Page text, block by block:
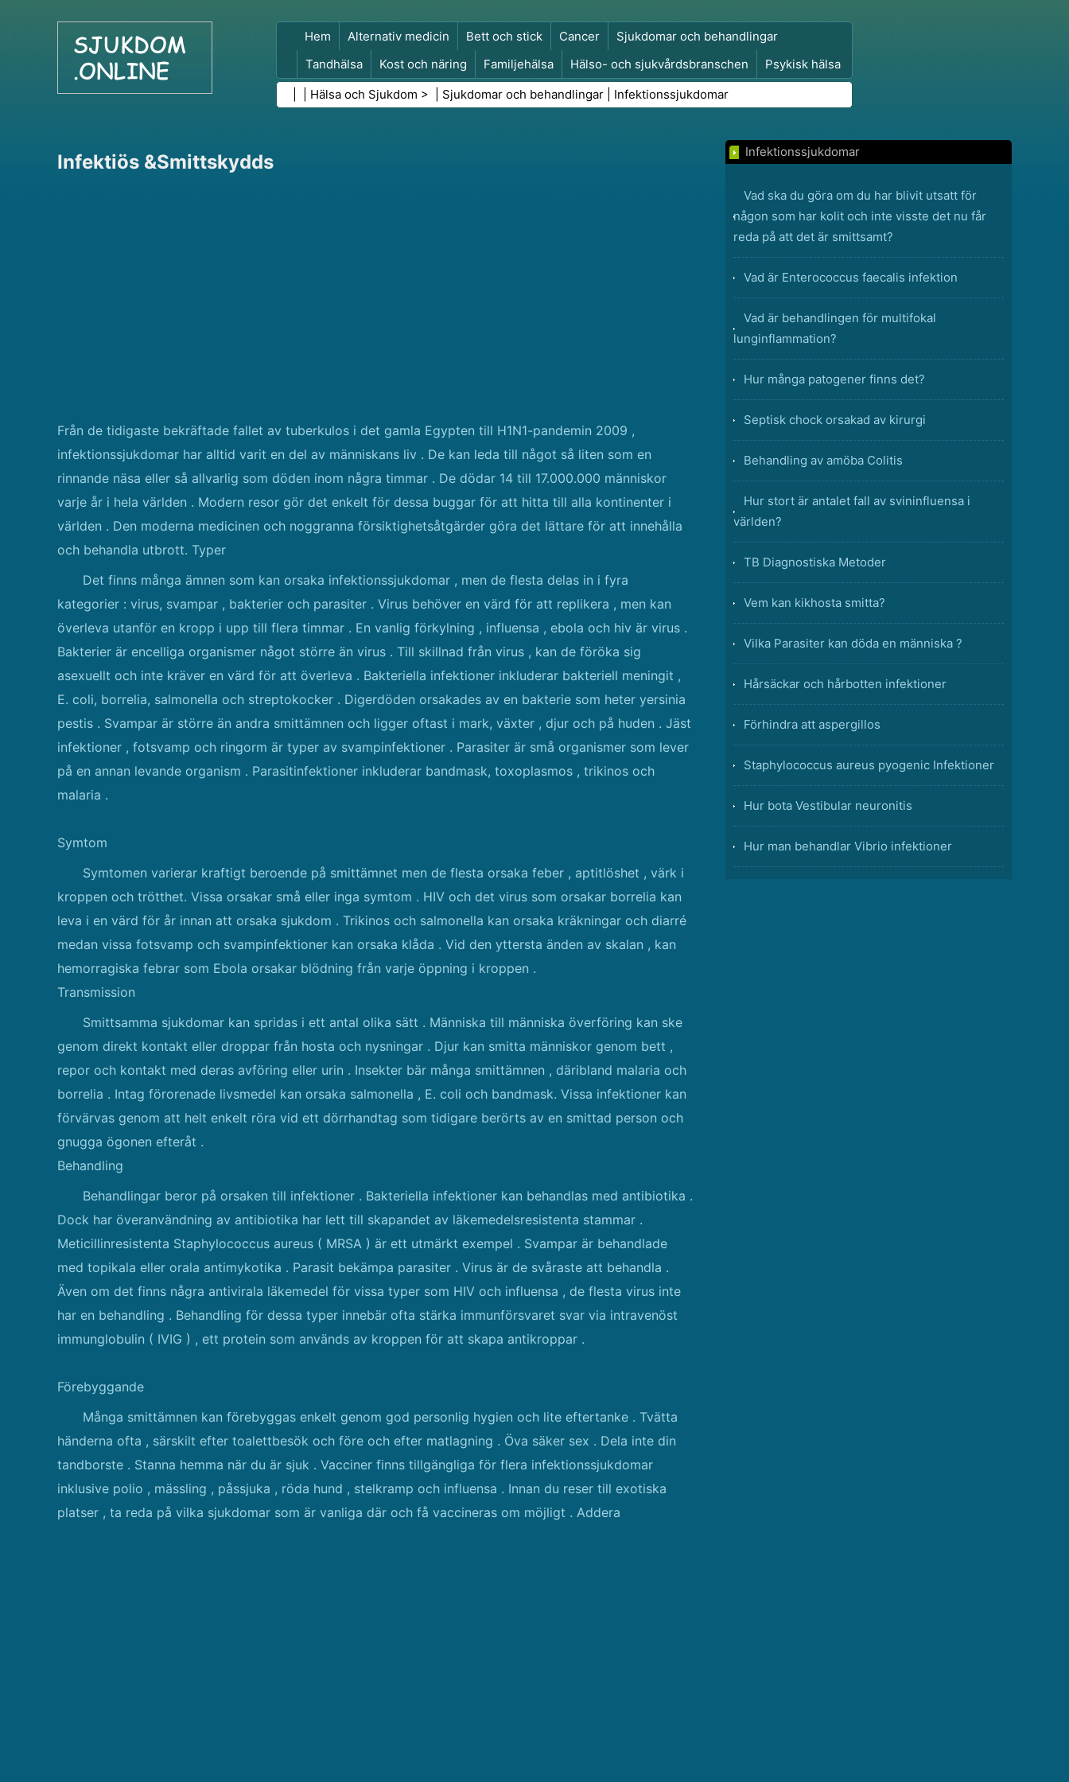
Hem Alternativ medicin Bett och stick Cancer
Sjukdomar och behandlingar
Tandhälsa
Kost och näring Familjehälsa Hälso- och sjukvårdsbranschen
Psykisk hälsa
Folkhälsa och säkerhet
Kirurgi och ingrepp Hälsa
Hälsa och Sjukdom > | Sjukdomar och behandlingar Infektionssjukdomar
Infektiös &Smittskydds
Från de tidigaste bekräftade fallet av tuberkulos i det gamla Egypten till H1N1-pandemin 2009 ,
infektionssjukdomar har alltid varit en del av människans liv . De kan leda till något så liten som en
rinnande näsa eller så allvarlig som döden inom några timmar . De dödar 14 till 17.000.000 människor
varje år i hela världen . Modern resor gör det enkelt för dessa buggar för att hitta till alla kontinenter i
världen . Den moderna medicinen och noggranna försiktighetsåtgärder göra det lättare för att innehålla
och behandla utbrott. Typer
Det finns många ämnen som kan orsaka infektionssjukdomar , men de flesta delas in i fyra
kategorier : virus, svampar , bakterier och parasiter . Virus behöver en värd för att replikera , men kan
överleva utanför en kropp i upp till flera timmar . En vanlig förkylning , influensa , ebola och hiv är virus .
Bakterier är encelliga organismer något större än virus . Till skillnad från virus , kan de föröka sig
asexuellt och inte kräver en värd för att överleva . Bakteriella infektioner inkluderar bakteriell meningit ,
E. coli, borrelia, salmonella och streptokocker . Digerdöden orsakades av en bakterie som heter yersinia
pestis . Svampar är större än andra smittämnen och ligger oftast i mark, växter , djur och på huden . Jäst
infektioner , fotsvamp och ringorm är typer av svampinfektioner . Parasiter är små organismer som lever
på en annan levande organism . Parasitinfektioner inkluderar bandmask, toxoplasmos , trikinos och
malaria .
Symtom
Symtomen varierar kraftigt beroende på smittämnet men de flesta orsaka feber , aptitlöshet , värk i
kroppen och trötthet. Vissa orsakar små eller inga symtom . HIV och det virus som orsakar borrelia kan
leva i en värd för år innan att orsaka sjukdom . Trikinos och salmonella kan orsaka kräkningar och diarré
medan vissa fotsvamp och svampinfektioner kan orsaka klåda . Vid den yttersta änden av skalan , kan
hemorragiska febrar som Ebola orsakar blödning från varje öppning i kroppen .
Transmission
Smittsamma sjukdomar kan spridas i ett antal olika sätt . Människa till människa överföring kan ske
genom direkt kontakt eller droppar från hosta och nysningar . Djur kan smitta människor genom bett ,
repor och kontakt med deras avföring eller urin . Insekter bär många smittämnen , däribland malaria och
borrelia . Intag förorenade livsmedel kan orsaka salmonella , E. coli och bandmask. Vissa infektioner kan
förvärvas genom att helt enkelt röra vid ett dörrhandtag som tidigare berörts av en smittad person och
gnugga ögonen efteråt .
Behandling
Behandlingar beror på orsaken till infektioner . Bakteriella infektioner kan behandlas med antibiotika .
Dock har överanvändning av antibiotika har lett till skapandet av läkemedelsresistenta stammar .
Meticillinresistenta Staphylococcus aureus ( MRSA ) är ett utmärkt exempel . Svampar är behandlade
med topikala eller orala antimykotika . Parasit bekämpa parasiter . Virus är de svåraste att behandla .
Även om det finns några antivirala läkemedel för vissa typer som HIV och influensa , de flesta virus inte
har en behandling . Behandling för dessa typer innebär ofta stärka immunförsvaret svar via intravenöst
immunglobulin ( IVIG ) , ett protein som används av kroppen för att skapa antikroppar .
Förebyggande
Många smittämnen kan förebyggas enkelt genom god personlig hygien och lite eftertanke . Tvätta
händerna ofta , särskilt efter toalettbesök och före och efter matlagning . Öva säker sex . Dela inte din
tandborste . Stanna hemma när du är sjuk . Vacciner finns tillgängliga för flera infektionssjukdomar
inklusive polio , mässling , påssjuka , röda hund , stelkramp och influensa . Innan du reser till exotiska
platser , ta reda på vilka sjukdomar som är vanliga där och få vaccineras om möjligt . Addera
Infektionssjukdomar
Vad ska du göra om du har blivit utsatt för
någon som har kolit och inte visste det nu får
reda på att det är smittsamt?
Vad är Enterococcus faecalis infektion
Vad är behandlingen för multifokal
lunginflammation?
Hur många patogener finns det?
Septisk chock orsakad av kirurgi
Behandling av amöba Colitis
Hur stort är antalet fall av svininfluensa i
världen?
TB Diagnostiska Metoder
Vem kan kikhosta smitta?
Vilka Parasiter kan döda en människa ?
Hårsäckar och hårbotten infektioner
Förhindra att aspergillos
Staphylococcus aureus pyogenic Infektioner
Hur bota Vestibular neuronitis
Hur man behandlar Vibrio infektioner